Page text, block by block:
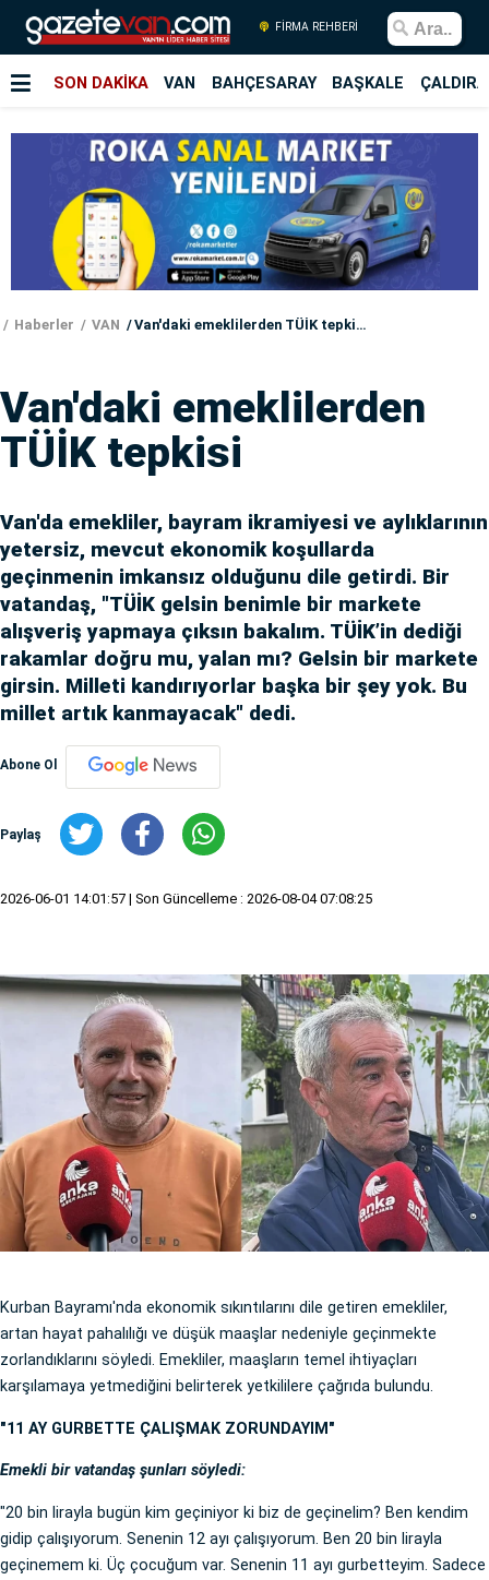
FİRMA REHBERİ
SON DAKİKA VAN BAHÇESARAY BAŞKALE
Haberler VAN Van'daki emeklilerden TÜİK tepkisi
Van'daki emeklilerden
TÜİK tepkisi
Van'da emekliler, bayram ikramiyesi ve aylıklarının
yetersiz, mevcut ekonomik koşullarda
geçinmenin imkansız olduğunu dile getirdi. Bir
vatandaş, "TÜİK gelsin benimle bir markete
alışveriş yapmaya çıksın bakalım. TÜİK’in dediği
rakamlar doğru mu, yalan mı? Gelsin bir markete
girsin. Milleti kandırıyorlar başka bir şey yok. Bu
millet artık kanmayacak" dedi.
Abone Ol
Paylaş
2026-06-01 14:01:57 | Son Güncelleme : 2026-08-04 07:08:25
Kurban Bayramı'nda ekonomik sıkıntılarını dile getiren emekliler,
artan hayat pahalılığı ve düşük maaşlar nedeniyle geçinmekte
zorlandıklarını söyledi. Emekliler, maaşların temel ihtiyaçları
karşılamaya yetmediğini belirterek yetkililere çağrıda bulundu.
"11 AY GURBETTE ÇALIŞMAK ZORUNDAYIM"
Emekli bir vatandaş şunları söyledi:
"20 bin lirayla bugün kim geçiniyor ki biz de geçinelim? Ben kendim
gidip çalışıyorum. Senenin 12 ayı çalışıyorum. Ben 20 bin lirayla
geçinemem ki. Üç çocuğum var. Senenin 11 ayı gurbetteyim. Sadece